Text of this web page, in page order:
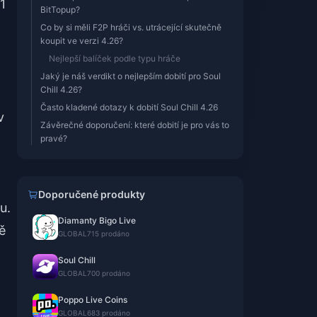
BitTopup?
Co by si měli F2P hráči vs. utrácející skutečně
koupit ve verzi 4.26?
Nejlepší balíček podle typu hráče
Jaký je náš verdikt o nejlepším dobití pro Soul
Chill 4.26?
Často kladené dotazy k dobití Soul Chill 4.26
Závěrečné doporučení: které dobití je pro vás to
pravé?
Doporučené produkty
Diamanty Bigo Live
GLOBAL 715 prodáno
Soul Chill
GLOBAL 700 prodáno
Poppo Live Coins
GLOBAL 683 prodáno